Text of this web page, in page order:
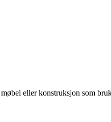
eller konstruksjon som